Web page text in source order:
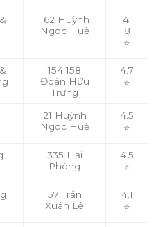
162 Huỳnh
Ngọc Huệ
4.
8
⭐
154 158
Đoàn Hữu
Trưng
4.7
⭐
21 Huỳnh
Ngọc Huệ
4.5
⭐
335 Hải
Phòng
4.5
⭐
57 Trần
Xuân Lê
4.1
⭐